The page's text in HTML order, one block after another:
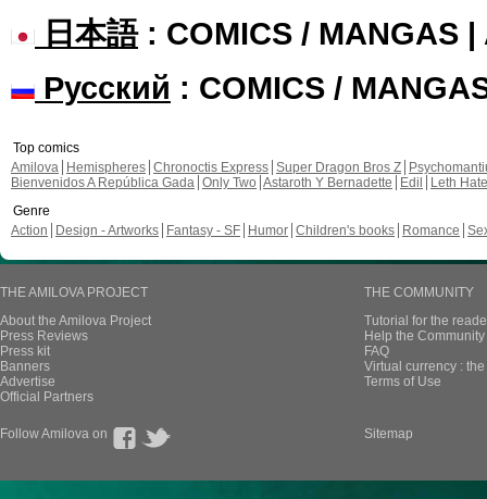
日本語: COMICS / MANGAS |
Русский : COMICS /
Top comics
Amilova
Hemispheres Chronoctis Express Super Dragon Bros Z
Bienvenidos A República Gada Only Two Astaroth Y Bernadette Edil
Leth Hate
Genre
Action
Design - Artworks Fantasy - SF Humor Children's books Romance
THE AMILOVA PROJECT
About the Amilova Project
Press Reviews
Press kit
Banners
Advertise
Official Partners
THE COMMUNITY
Tutorial for the
Help the
FAQ
Virtual currency :
Terms of Use
Follow Amilova on Sitemap